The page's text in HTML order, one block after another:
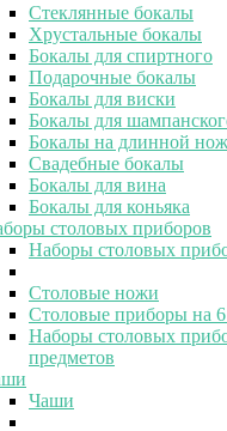
Стеклянные бокалы
Хрустальные бокалы
Бокалы для спиртного
Подарочные бокалы
Бокалы для виски
Бокалы для
Бокалы на длинной
Свадебные бокалы
Бокалы для вина
Бокалы для коньяка
столовых приборов
Наборы столовых
Столовые ножи
Столовые приборы на 6
Наборы столовых
предметов
Чаши